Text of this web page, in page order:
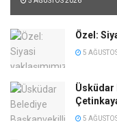
Özel:
5
Üsküdar
5